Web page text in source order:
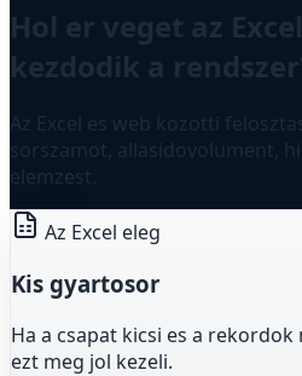
Hol er veget az
kezdodik a rendszer?
Az Excel es web kozotti
sorszamot, allasidovolument,
elemzest.
Az Excel eleg
Kis gyartosor
Ha a csapat kicsi es a rekordok
ezt meg jol kezeli.